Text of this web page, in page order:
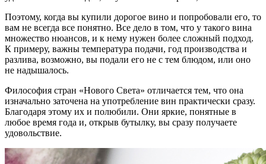
Поэтому, когда вы купили дорогое вино и попробовали его, то
вам не всегда все понятно. Все дело в том, что у такого вина
множество нюансов, и к нему нужен более сложный подход.
К примеру, важны температура подачи, год производства и
разлива, возможно, вы подали его не с тем блюдом, или оно
не надышалось.
Философия стран «Нового Света» отличается тем, что она
изначально заточена на употребление вин практически сразу.
Благодаря этому их и полюбили. Они яркие, понятные в
любое время года и, открыв бутылку, вы сразу получаете
удовольствие.